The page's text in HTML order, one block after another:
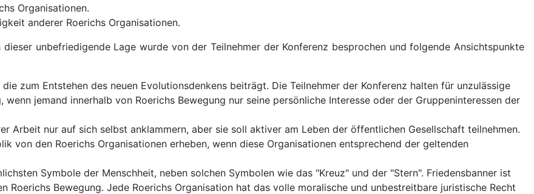
Organisationen.
anderer Roerichs Organisationen.
unbefriedigende Lage wurde von der Teilnehmer der Konferenz besprochen und folgende Ansichtspunkte
zum Entstehen des neuen Evolutionsdenkens beiträgt. Die Teilnehmer der Konferenz halten für unzulässige
jemand innerhalb von Roerichs Bewegung nur seine persönliche Interesse oder der Gruppeninteressen der
Arbeit nur auf sich selbst anklammern, aber sie soll aktiver am Leben der öffentlichen Gesellschaft teilnehmen.
von den Roerichs Organisationen erheben, wenn diese Organisationen entsprechend der geltenden
Symbole der Menschheit, neben solchen Symbolen wie das "Kreuz" und der "Stern". Friedensbanner ist
Roerichs Bewegung. Jede Roerichs Organisation hat das volle moralische und unbestreitbare juristische Recht